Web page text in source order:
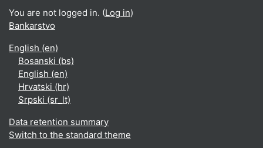
You are not logged in. (Log in)
Bankarstvo
English ‎(en)‎
Bosanski ‎(bs)‎
English ‎(en)‎
Hrvatski ‎(hr)‎
Srpski ‎(sr_lt)‎
Data retention summary
Switch to the standard theme